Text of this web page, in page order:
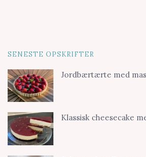
SENESTE OPSKRIFTER
Jordbærtærte med
Klassisk cheesecake